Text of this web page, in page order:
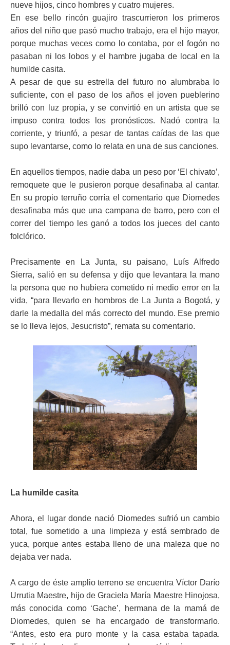
nueve hijos, cinco hombres y cuatro mujeres.
En ese bello rincón guajiro trascurrieron los primeros
años del niño que pasó mucho trabajo, era el hijo mayor,
porque muchas veces como lo contaba, por el fogón no
pasaban ni los lobos y el hambre jugaba de local en la
humilde casita.
A pesar de que su estrella del futuro no alumbraba lo
suficiente, con el paso de los años el joven pueblerino
brilló con luz propia, y se convirtió en un artista que se
impuso contra todos los pronósticos. Nadó contra la
corriente, y triunfó, a pesar de tantas caídas de las que
supo levantarse, como lo relata en una de sus canciones.
En aquellos tiempos, nadie daba un peso por ‘El chivato’,
remoquete que le pusieron porque desafinaba al cantar.
En su propio terruño corría el comentario que Diomedes
desafinaba más que una campana de barro, pero con el
correr del tiempo les ganó a todos los jueces del canto
folclórico.
Precisamente en La Junta, su paisano, Luís Alfredo
Sierra, salió en su defensa y dijo que levantara la mano
la persona que no hubiera cometido ni medio error en la
vida, “para llevarlo en hombros de La Junta a Bogotá, y
darle la medalla del más correcto del mundo. Ese premio
se lo lleva lejos, Jesucristo”, remata su comentario.
La humilde casita
Ahora, el lugar donde nació Diomedes sufrió un cambio
total, fue sometido a una limpieza y está sembrado de
yuca, porque antes estaba lleno de una maleza que no
dejaba ver nada.
A cargo de éste amplio terreno se encuentra Víctor Darío
Urrutia Maestre, hijo de Graciela María Maestre Hinojosa,
más conocida como ‘Gache’, hermana de la mamá de
Diomedes, quien se ha encargado de transformarlo.
“Antes, esto era puro monte y la casa estaba tapada.